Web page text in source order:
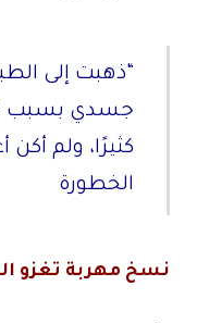
“ذهبت إلى
جسدي بسبب
كثيرًا، ولم أكن
الخطورة
نسخ مهربة تغزو